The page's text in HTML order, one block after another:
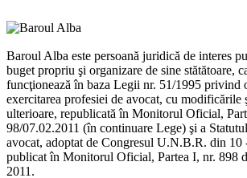
Baroul Alba este persoană juridică de interes
buget propriu şi organizare de sine stătătoare,
funcţionează în baza Legii nr. 51/1995 privind
exercitarea profesiei de avocat, cu modificările
ulterioare, republicată în Monitorul Oficial,
98/07.02.2011 (în continuare Lege) şi a
avocat, adoptat de Congresul U.N.B.R. din 10
publicat în Monitorul Oficial, Partea I, nr. 898
2011.